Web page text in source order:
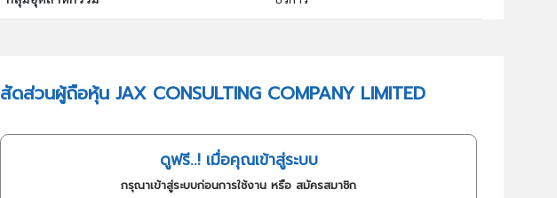
สัดส่วนผู้ถือหุ้น JAX CONSULTING COMPANY LIMITED
ดูฟรี..! เมื่อคุณเข้าสู่ระบบ
กรุณาเข้าสู่ระบบก่อนการใช้งาน หรือ สมัครสมาชิก